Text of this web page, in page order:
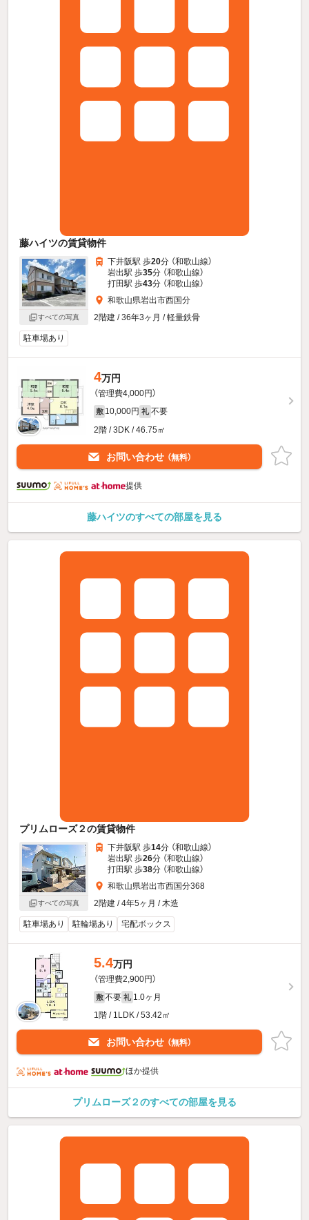
藤ハイツの賃貸物件
すべての写真
下井阪駅 歩20分 （和歌山線）
岩出駅 歩35分 （和歌山線）
打田駅 歩43分 （和歌山線）
和歌山県岩出市西国分
2階建 / 36年3ヶ月 / 軽量鉄骨
駐車場あり
4万円
（管理費4,000円）
敷 10,000円 礼 不要
2階 / 3DK / 46.75㎡
お問い合わせ （無料）
提供
藤ハイツのすべての部屋を見る
プリムローズ２の賃貸物件
すべての写真
下井阪駅 歩14分 （和歌山線）
岩出駅 歩26分 （和歌山線）
打田駅 歩38分 （和歌山線）
和歌山県岩出市西国分368
2階建 / 4年5ヶ月 / 木造
駐車場あり 駐輪場あり 宅配ボックス
5.4万円
（管理費2,900円）
敷 不要 礼 1.0ヶ月
1階 / 1LDK / 53.42㎡
お問い合わせ （無料）
ほか提供
プリムローズ２のすべての部屋を見る